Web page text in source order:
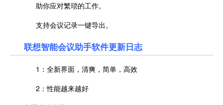
助你应对繁琐的工作。
支持会议记录一键导出。
联想智能会议助手软件更新日志
1：全新界面，清爽，简单，高效
2：性能越来越好